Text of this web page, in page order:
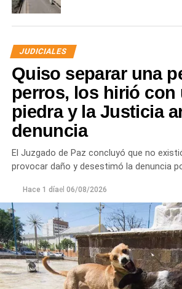
JUDICIALES
Quiso separar una
perros, los hirió con
piedra y la Justicia
denuncia
El Juzgado de Paz concluyó que no
provocar daño y desestimó la denuncia
Hace 1 díael 06/08/2026